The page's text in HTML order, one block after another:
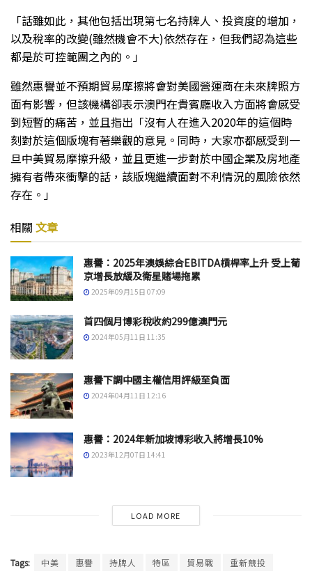
「話雖如此，其他包括出現第七名持牌人、投資度的增加，
以及稅率的改變(雖然機會不大)依然存在，但我們認為這些
都是於可控範團之內的。」
雖然惠譽並不預期貿易摩擦將會對美國營運商在未來牌照方
面有影響，但該機構卻表示澳門在貴賓廳收入方面將會感受
到短暫的痛苦，並且指出「沒有人在進入2020年的這個時
刻對於這個版塊有著樂觀的意見。同時，大家亦都感受到一
旦中美貿易摩擦升級，並且更進一步對於中國企業及房地產
擁有者帶來衝擊的話，該版塊繼續面對不利情況的風險依然
存在。」
相關 文章
惠譽：2025年澳娛綜合EBITDA槓桿率上升 受上葡
京增長放緩及衛星賭場拖累
2025年09月15日 07:09
首四個月博彩稅收約299億澳門元
2024年05月11日 11:35
惠譽下調中國主權信用評級至負面
2024年04月11日 12:16
惠譽：2024年新加坡博彩收入將增長10%
2023年12月07日 14:41
LOAD MORE
Tags: 中美 惠譽 持牌人 特區 貿易戰 重新競投